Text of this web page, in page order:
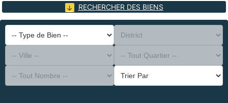
RECHERCHER DES BIENS
-- Type de Bien --
District
-- Ville --
-- Tout Quartier --
-- Tout Nombre --
Trier Par